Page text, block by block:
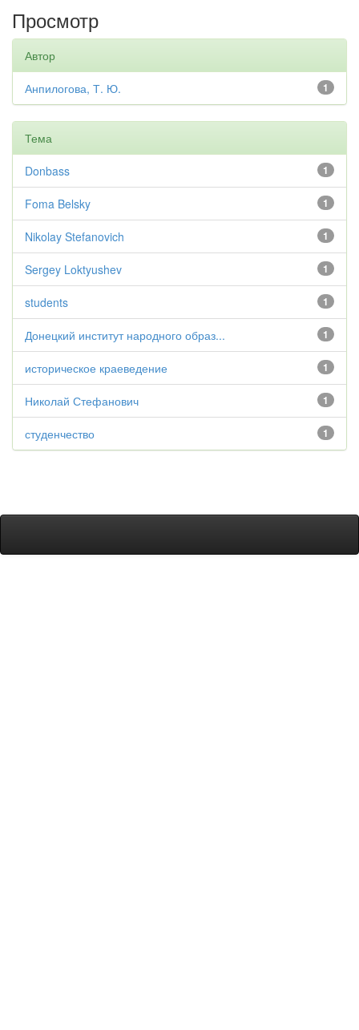
Просмотр
Автор
1
Анпилогова, Т. Ю.
Тема
1
Donbass
1
Foma Belsky
1
Nikolay Stefanovich
1
Sergey Loktyushev
1
students
1
Донецкий институт народного образ...
1
историческое краеведение
1
Николай Стефанович
1
студенчество